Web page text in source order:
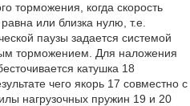
торможения, когда скорость
или близка нулю, т.е.
паузы задается системой
торможением. Для наложения
катушка 18
чего якорь 17 совместно с
нагрузочных пружин 19 и 20